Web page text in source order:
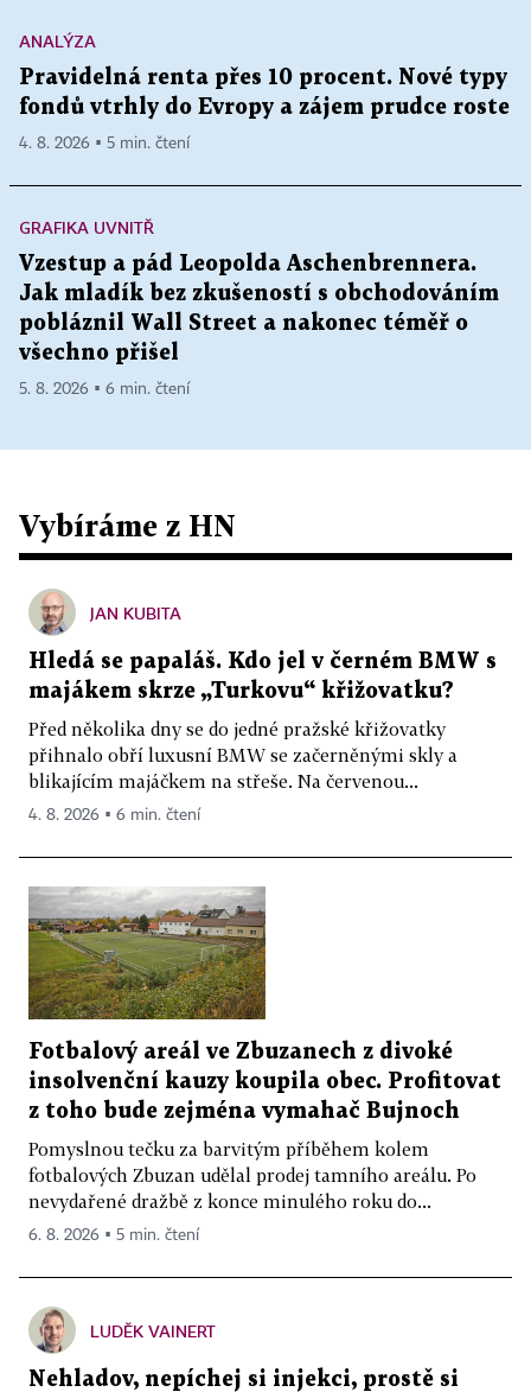
ANALÝZA
Pravidelná renta přes 10 procent. Nové typy
fondů vtrhly do Evropy a zájem prudce roste
4. 8. 2026 ▪ 5 min. čtení
GRAFIKA UVNITŘ
Vzestup a pád Leopolda Aschenbrennera.
Jak mladík bez zkušeností s obchodováním
pobláznil Wall Street a nakonec téměř o
všechno přišel
5. 8. 2026 ▪ 6 min. čtení
Vybíráme z HN
JAN KUBITA
Hledá se papaláš. Kdo jel v černém BMW s
majákem skrze „Turkovu“ křižovatku?
Před několika dny se do jedné pražské křižovatky
přihnalo obří luxusní BMW se začerněnými skly a
blikajícím majáčkem na střeše. Na červenou...
4. 8. 2026 ▪ 6 min. čtení
Fotbalový areál ve Zbuzanech z divoké
insolvenční kauzy koupila obec. Profitovat
z toho bude zejména vymahač Bujnoch
Pomyslnou tečku za barvitým příběhem kolem
fotbalových Zbuzan udělal prodej tamního areálu. Po
nevydařené dražbě z konce minulého roku do...
6. 8. 2026 ▪ 5 min. čtení
LUDĚK VAINERT
Nehladov, nepíchej si injekci, prostě si